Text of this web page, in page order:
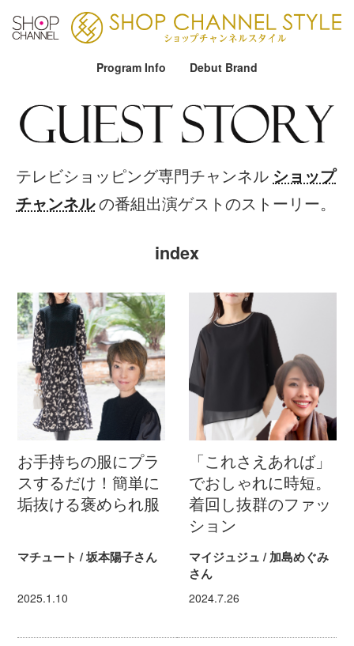
Program Info Debut Brand
テレビショッピング専門チャンネル ショップ
チャンネルの番組出演ゲストのストーリー。
index
お手持ちの服にプラ
スするだけ！簡単に
垢抜ける褒められ服
マチュート / 坂本陽子さん
2025.1.10
「これさえあれば」
でおしゃれに時短。
着回し抜群のファッ
ション
マイジュジュ / 加島めぐみ
さん
2024.7.26